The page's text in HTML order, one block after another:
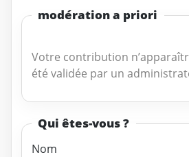
modération a priori
Votre contribution
été validée par un
Qui êtes-vous ?
Nom